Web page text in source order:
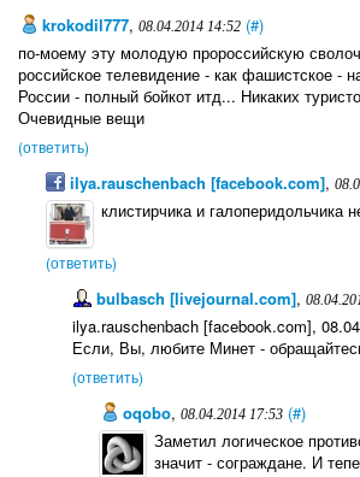
krokodil777, 08.04.2014 14:52 (#)
по-моему эту молодую пророссийскую
российское телевидение - как фашистское -
России - полный бойкот итд... Никаких
Очевидные вещи
(ответить)
ilya.rauschenbach [facebook.com],
клистирчика и галоперидольчика
(ответить)
bulbasch [livejournal.com],
ilya.rauschenbach [facebook.com],
Если, Вы, любите Минет -
(ответить)
oqobo, 08.04.2014 17:53 (#)
Заметил логическое
значит - сограждане. И